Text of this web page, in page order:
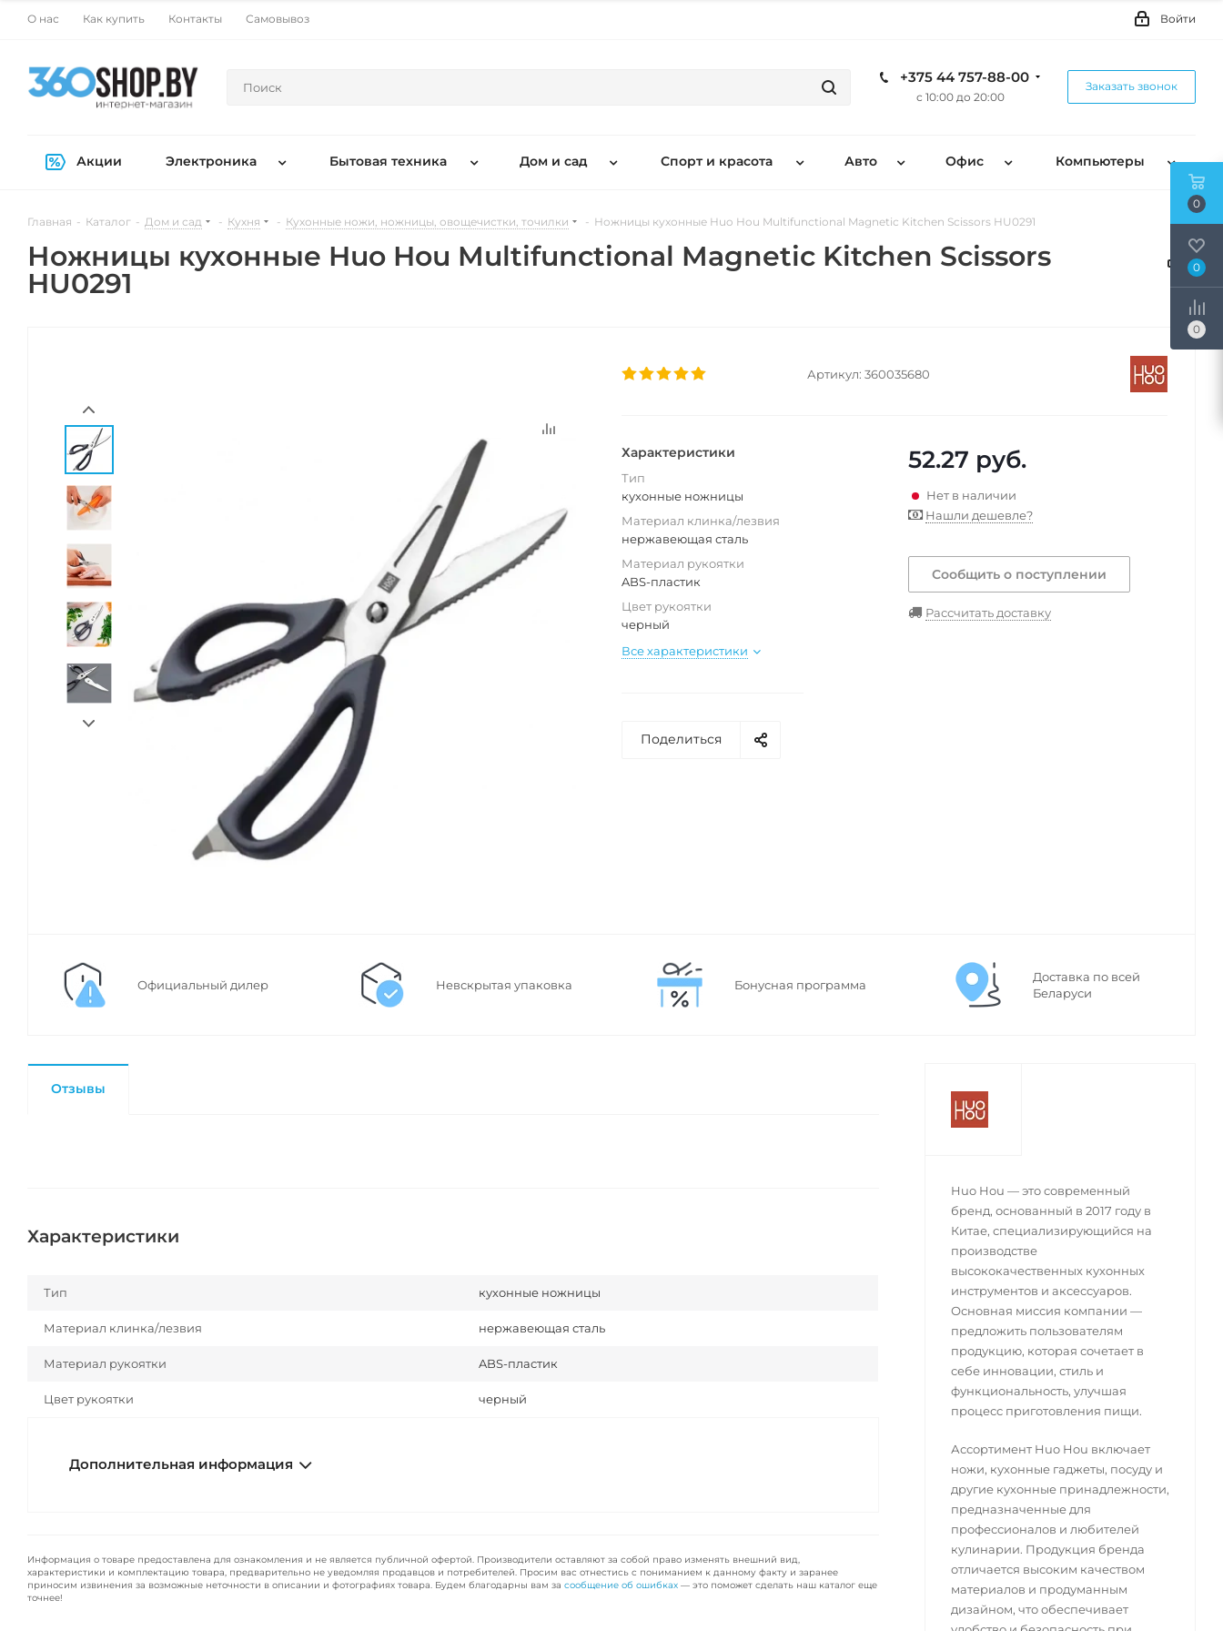
О нас Как купить Контакты Самовывоз Войти
+375 44 757-88-00
с 10:00 до 20:00
Заказать звонок
Акции Электроника Бытовая техника Дом и сад Спорт и красота Авто Офис Компьютеры
Главная - Каталог - Дом и сад - Кухня - Кухонные ножи, ножницы, овощечистки, точилки - Ножницы кухонные Huo Hou Multifunctional Magnetic Kitchen Scissors HU0291
Ножницы кухонные Huo Hou Multifunctional Magnetic Kitchen Scissors
HU0291
Артикул: 360035680
Характеристики
Тип
кухонные ножницы
Материал клинка/лезвия
нержавеющая сталь
Материал рукоятки
ABS-пластик
Цвет рукоятки
черный
Все характеристики
52.27 руб.
Нет в наличии
Нашли дешевле?
Сообщить о поступлении
Рассчитать доставку
Поделиться
Официальный дилер Невскрытая упаковка Бонусная программа
Доставка по всей
Беларуси
Отзывы
Характеристики
Тип кухонные ножницы
Материал клинка/лезвия нержавеющая сталь
Материал рукоятки ABS-пластик
Цвет рукоятки черный
Дополнительная информация
Информация о товаре предоставлена для ознакомления и не является публичной офертой. Производители оставляют за собой право изменять внешний вид,
характеристики и комплектацию товара, предварительно не уведомляя продавцов и потребителей. Просим вас отнестись с пониманием к данному факту и заранее
приносим извинения за возможные неточности в описании и фотографиях товара. Будем благодарны вам за сообщение об ошибках — это поможет сделать наш каталог еще
точнее!
Huo Hou — это современный
бренд, основанный в 2017 году в
Китае, специализирующийся на
производстве
высококачественных кухонных
инструментов и аксессуаров.
Основная миссия компании —
предложить пользователям
продукцию, которая сочетает в
себе инновации, стиль и
функциональность, улучшая
процесс приготовления пищи.
Ассортимент Huo Hou включает
ножи, кухонные гаджеты, посуду и
другие кухонные принадлежности,
предназначенные для
профессионалов и любителей
кулинарии. Продукция бренда
отличается высоким качеством
материалов и продуманным
дизайном, что обеспечивает
0
0
0